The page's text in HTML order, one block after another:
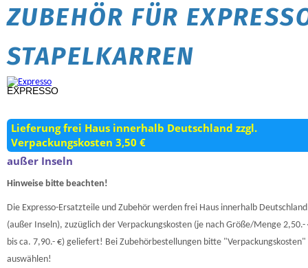
ZUBEHÖR FÜR
STAPELKARREN
EXPRESSO
Lieferung frei Haus innerhalb Deutschland zzgl.
Verpackungskosten 3,50 €
außer Inseln
Hinweise bitte beachten!
Die Expresso-Ersatzteile und Zubehör werden frei Haus innerhalb Deutschland
(außer Inseln), zuzüglich der Verpackungskosten (je nach Größe/Menge 2,50.-
bis ca. 7,90.- €) geliefert! Bei Zubehörbestellungen bitte "Verpackungskosten"
auswählen!